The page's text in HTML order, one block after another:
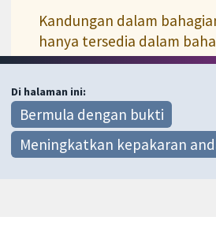
Kandungan dalam
hanya tersedia dalam
Di halaman ini:
Bermula dengan bukti
Meningkatkan kepakaran